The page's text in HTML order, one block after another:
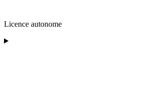
Licence autonome